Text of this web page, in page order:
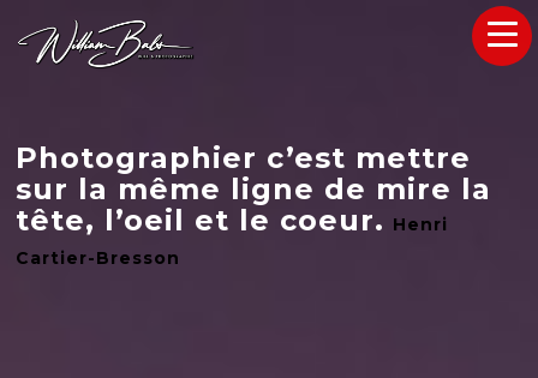
Photographier c’est mettre
sur la même ligne de mire la
tête, l’oeil et le coeur. Henri
Cartier-Bresson